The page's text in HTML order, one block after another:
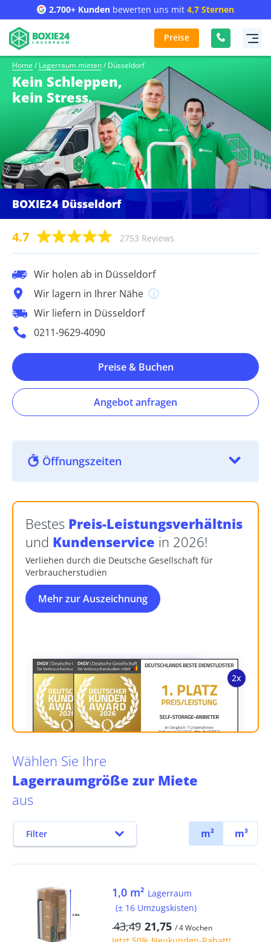
2.700+ Kunden bewerten uns mit 4,7 Sternen
Preise
Home / Lagerraum mieten/ Düsseldorf
Kein Schleppen,
kein Stress.
BOXIE24 Düsseldorf
4.7 2753 Reviews
Wir holen ab in Düsseldorf
Wir lagern in Ihrer Nähe
Wir liefern in Düsseldorf
0211-9629-4090
Preise & Buchen
Angebot anfragen
Öffnungszeiten
Bestes Preis-Leistungsverhältnis
und Kundenservice in 2026!
Verliehen durch die Deutsche Gesellschaft für
Verbraucherstudien
Mehr zur Auszeichnung
Wählen Sie Ihre
Lagerraumgröße zur Miete
aus
Filter m² m³
1,0 m² Lagerraum
(± 16 Umzugskisten)
43,49 21,75 / 4 Wochen